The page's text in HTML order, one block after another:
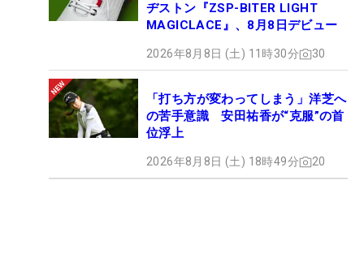
ヂストン『ZSP-BITER LIGHT
MAGICLACE』、8月8日デビュー
2026年8月8日 (土) 11時30分 30
「打ち方が変わってしまう」洋芝へ
の苦手意識 安田祐香が“克服”の首
位浮上
2026年8月8日 (土) 18時49分 20